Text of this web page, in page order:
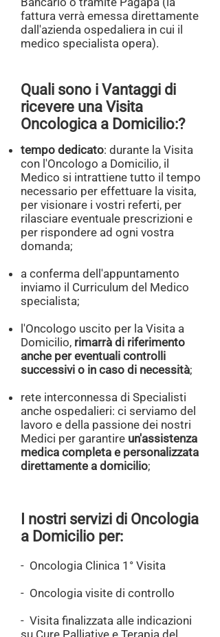
fattura verrà emessa direttamente
dall'azienda ospedaliera in cui il
medico specialista opera).
Quali sono i Vantaggi di
ricevere una Visita
Oncologica a Domicilio:?
tempo dedicato: durante la Visita
con l'Oncologo a Domicilio, il
Medico si intrattiene tutto il tempo
necessario per effettuare la visita,
per visionare i vostri referti, per
rilasciare eventuale prescrizioni e
per rispondere ad ogni vostra
domanda;​
a conferma dell'appuntamento
inviamo il Curriculum del Medico
specialista;
l'Oncologo uscito per la Visita a
Domicilio, rimarrà di riferimento
anche per eventuali controlli
successivi o in caso di necessità;​​
rete interconnessa di Specialisti
anche ospedalieri: ci serviamo del
lavoro e della passione dei nostri
Medici per garantire un'assistenza
medica completa e personalizzata
direttamente a domicilio;
I nostri servizi di Oncologia
a Domicilio per:
- Oncologia Clinica 1° Visita
- Oncologia visite di controllo
- Visita finalizzata alle indicazioni
su Cure Palliative e Terapia del